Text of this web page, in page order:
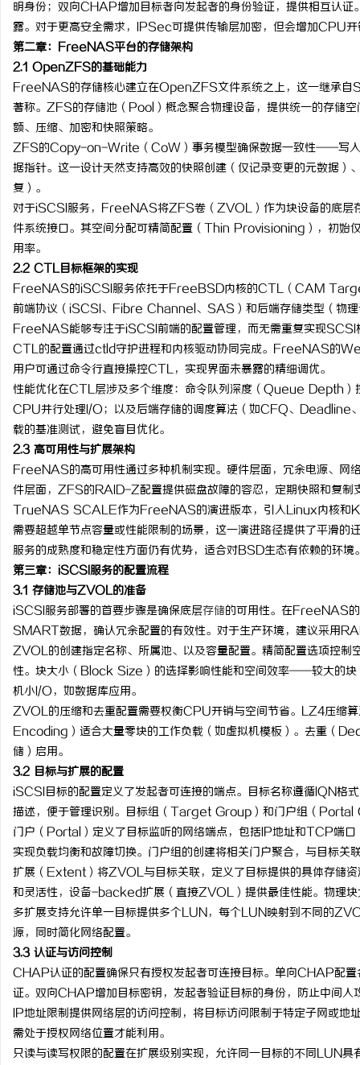
明身份；双向CHAP增加目标者向发起者的身份验证，提供相互认
露。对于更高安全需求，IPSec可提供传输层加密，但会增加CPU开
第二章：FreeNAS平台的存储架构
2.1 OpenZFS的基础能力
FreeNAS的存储核心建立在OpenZFS文件系统之上，这一继承自
著称。ZFS的存储池（Pool）概念聚合物理设备，提供统一的存储
额、压缩、加密和快照策略。
ZFS的Copy-on-Write（CoW）事务模型确保数据一致性——写入
据指针。这一设计天然支持高效的快照创建（仅记录变更的元数据）
复）。
对于iSCSI服务，FreeNAS将ZFS卷（ZVOL）作为块设备的底层
件系统接口。其空间分配可精简配置（Thin Provisioning），初始
用率。
2.2 CTL目标框架的实现
FreeNAS的iSCSI服务依托于FreeBSD内核的CTL（CAM
前端协议（iSCSI、Fibre Channel、SAS）和后端存储类型（物
FreeNAS能够专注于iSCSI前端的配置管理，而无需重复实现SCSI
CTL的配置通过ctld守护进程和内核驱动协同完成。FreeNAS的
用户可通过命令行直接操控CTL，实现界面未暴露的精细调优。
性能优化在CTL层涉及多个维度：命令队列深度（Queue Depth
CPU并行处理I/O；以及后端存储的调度算法（如CFQ、Deadline
载的基准测试，避免盲目优化。
2.3 高可用性与扩展架构
FreeNAS的高可用性通过多种机制实现。硬件层面，冗余电源、
件层面，ZFS的RAID-Z配置提供磁盘故障的容忍，定期快照和复制
TrueNAS SCALE作为FreeNAS的演进版本，引入Linux内核和
需要超越单节点容量或性能限制的场景，这一演进路径提供了平
服务的成熟度和稳定性方面仍有优势，适合对BSD生态有依赖的环境
第三章：iSCSI服务的配置流程
3.1 存储池与ZVOL的准备
iSCSI服务部署的首要步骤是确保底层存储的可用性。在FreeNAS
SMART数据，确认冗余配置的有效性。对于生产环境，建议采用
ZVOL的创建指定名称、所属池、以及容量配置。精简配置选项控制
性。块大小（Block Size）的选择影响性能和空间效率——较大的
机小I/O，如数据库应用。
ZVOL的压缩和去重配置需要权衡CPU开销与空间节省。LZ4压
Encoding）适合大量零块的工作负载（如虚拟机模板）。去重（
储）启用。
3.2 目标与扩展的配置
iSCSI目标的配置定义了发起者可连接的端点。目标名称遵循IQN格
描述，便于管理识别。目标组（Target Group）和门户组（Portal
门户（Portal）定义了目标监听的网络端点，包括IP地址和TCP端
实现负载均衡和故障切换。门户组的创建将相关门户聚合，与目标关
扩展（Extent）将ZVOL与目标关联，定义了目标提供的具体存
和灵活性，设备-backed扩展（直接ZVOL）提供最佳性能。物理块
多扩展支持允许单一目标提供多个LUN，每个LUN映射到不同的
源，同时简化网络配置。
3.3 认证与访问控制
CHAP认证的配置确保只有授权发起者可连接目标。单向CHAP配
证。双向CHAP增加目标密钥，发起者验证目标的身份，防止中间人
IP地址限制提供网络层的访问控制，将目标访问限制于特定子网或
需处于授权网络位置才能利用。
只读与读写权限的配置在扩展级别实现，允许同一目标的不同LUN